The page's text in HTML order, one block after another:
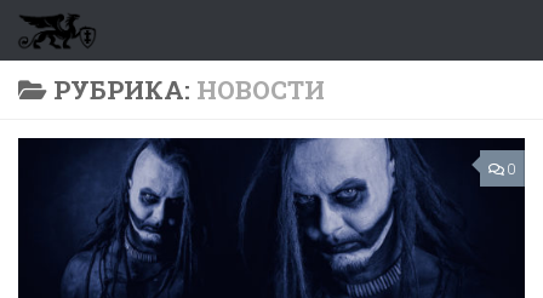
Перейти к содержимому
РУБРИКА: НОВОСТИ
0